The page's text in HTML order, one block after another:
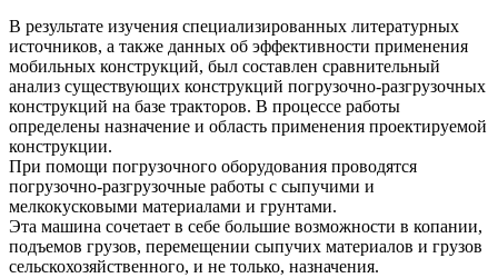
В результате изучения специализированных литературных
источников, а также данных об эффективности применения
мобильных конструкций, был составлен сравнительный
анализ существующих конструкций погрузочно-разгрузочных
конструкций на базе тракторов. В процессе работы
определены назначение и область применения проектируемой
конструкции.
При помощи погрузочного оборудования проводятся
погрузочно-разгрузочные работы с сыпучими и
мелкокусковыми материалами и грунтами.
Эта машина сочетает в себе большие возможности в копании,
подъемов грузов, перемещении сыпучих материалов и грузов
сельскохозяйственного, и не только, назначения.